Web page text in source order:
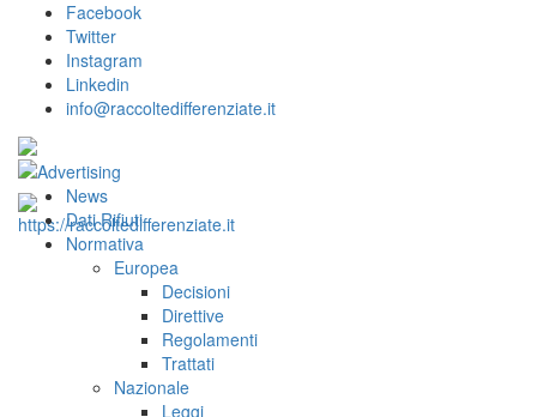
Facebook
Twitter
Instagram
Linkedin
info@raccoltedifferenziate.it
News
Dati Rifiuti
Normativa
Europea
Decisioni
Direttive
Regolamenti
Trattati
Nazionale
Leggi